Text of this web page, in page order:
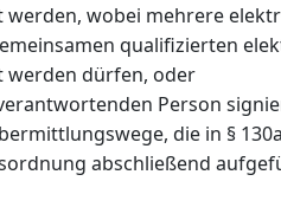
wobei mehrere
qualifizierten
werden dürfen, oder
Person
die in §
abschließend